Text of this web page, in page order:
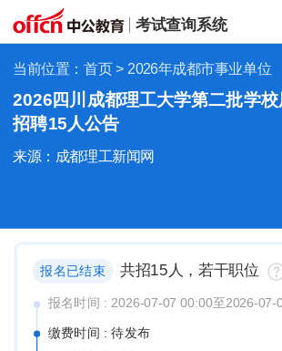
考试查询系统
当前位置： 首页> 2026年成都市事业单位
​2026四川成都理工大学第二批学
招聘15人公告
来源：成都理工新闻网
报名已结束 共招15人，若干职位
报名时间 : 2026-07-07 00:00至2026-07-
缴费时间 : 待发布